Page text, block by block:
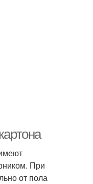
При
от пола